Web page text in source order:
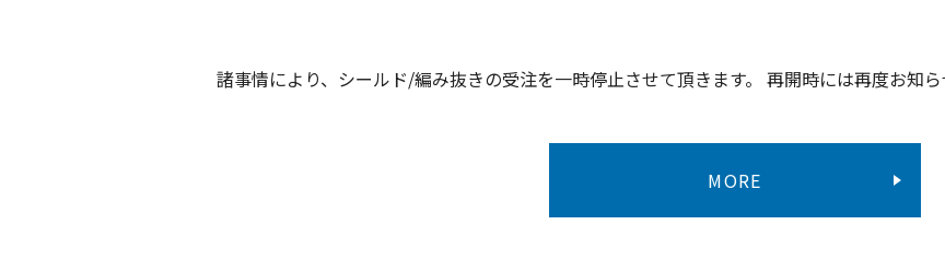
諸事情により、シールド/編み抜きの受注を一時停止させて頂きます。 再開時には再度お知ら
MORE